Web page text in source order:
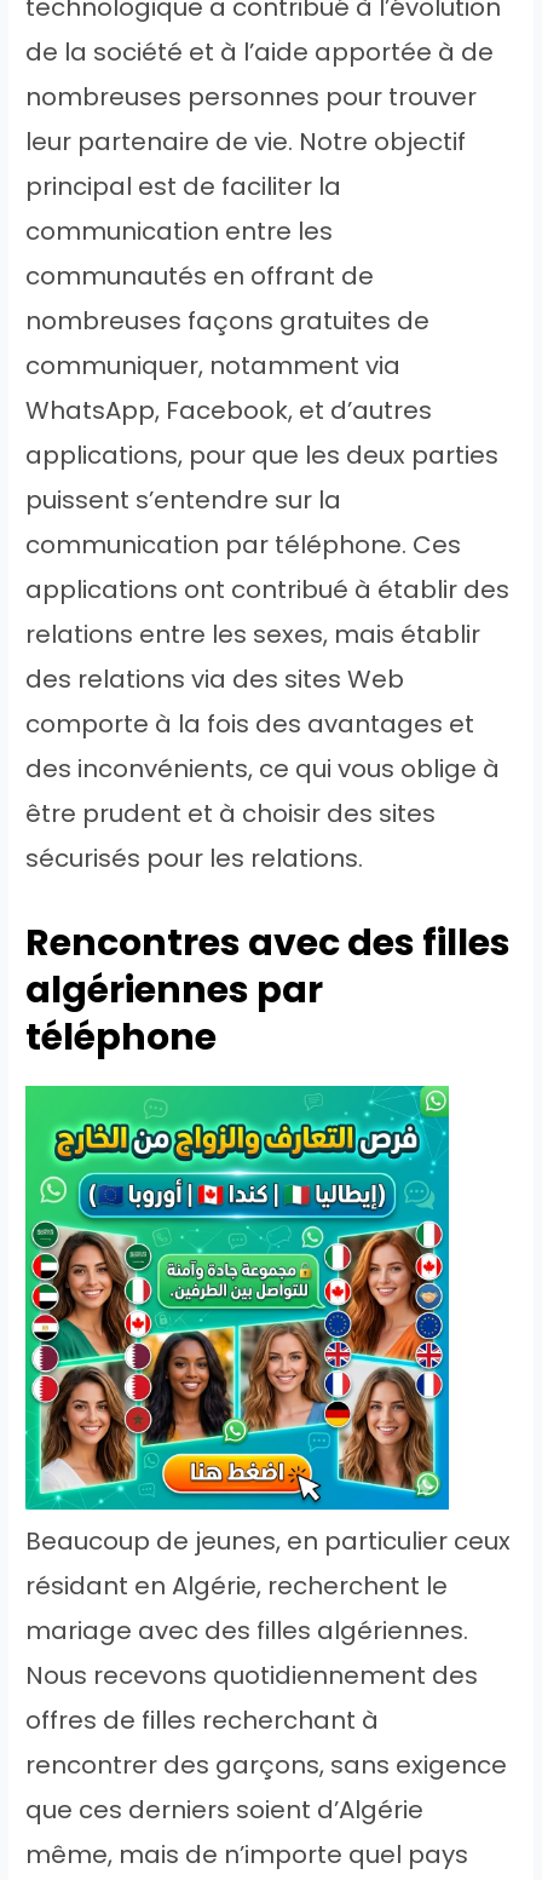
technologique a contribué à l’évolution
de la société et à l’aide apportée à de
nombreuses personnes pour trouver
leur partenaire de vie. Notre objectif
principal est de faciliter la
communication entre les
communautés en offrant de
nombreuses façons gratuites de
communiquer, notamment via
WhatsApp, Facebook, et d’autres
applications, pour que les deux parties
puissent s’entendre sur la
communication par téléphone. Ces
applications ont contribué à établir des
relations entre les sexes, mais établir
des relations via des sites Web
comporte à la fois des avantages et
des inconvénients, ce qui vous oblige à
être prudent et à choisir des sites
sécurisés pour les relations.
Rencontres avec des filles
algériennes par
téléphone
Beaucoup de jeunes, en particulier ceux
résidant en Algérie, recherchent le
mariage avec des filles algériennes.
Nous recevons quotidiennement des
offres de filles recherchant à
rencontrer des garçons, sans exigence
que ces derniers soient d’Algérie
même, mais de n’importe quel pays